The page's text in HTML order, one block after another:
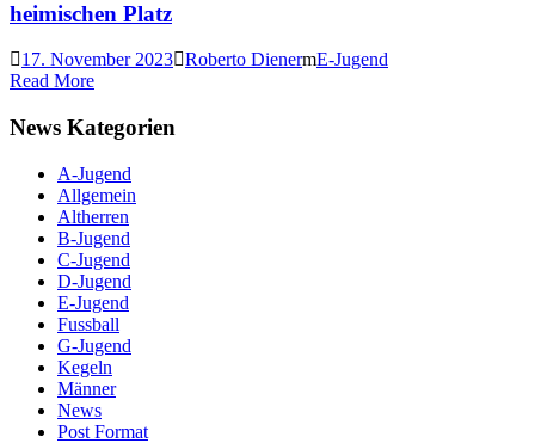
heimischen Platz
17. November 2023 Roberto Diener
E-Jugend
Read More
News Kategorien
A-Jugend
Allgemein
Altherren
B-Jugend
C-Jugend
D-Jugend
E-Jugend
Fussball
G-Jugend
Kegeln
Männer
News
Post Format